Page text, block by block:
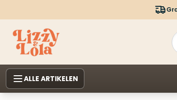
ALLE ARTIKELEN